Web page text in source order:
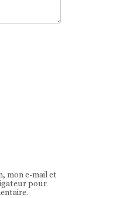
mon e-mail et
pour